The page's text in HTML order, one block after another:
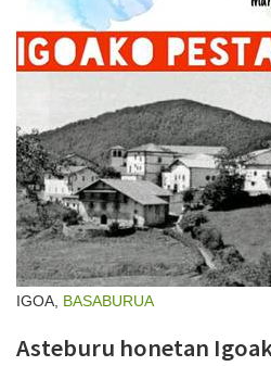
IGOA, BASABURUA
Asteburu honetan